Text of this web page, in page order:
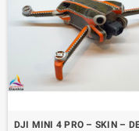
DJI MINI 4 PRO – SKIN –